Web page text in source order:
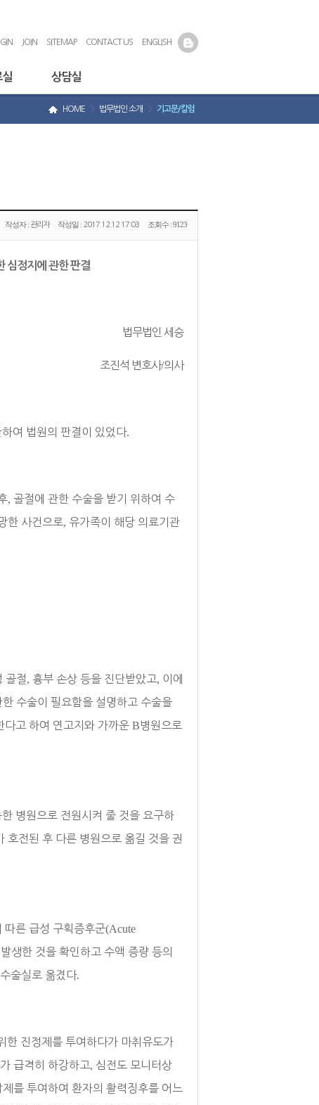
JOIN SITEMAP| CONTACT US ENGLISH
실 상담실
HOME > 법무법인 소개 > 기고문/칼럼
작성자 : 관리자 작성일 : 2017.12.12 17:03 조회수 :9123
심정지에 관한 판결
법무법인 세승
조진석 변호사/의사
여 법원의 판결이 있었다.
, 골절에 관한 수술을 받기 위하여 수
한 사건으로, 유가족이 해당 의료기관
골절, 흉부 손상 등을 진단받았고, 이에
수술이 필요함을 설명하고 수술을
다고 하여 연고지와 가까운 B병원으로
병원으로 전원시켜 줄 것을 요구하
호전된 후 다른 병원으로 옮길 것을 권
따른 급성 구획증후군(Acute
생한 것을 확인하고 수액 증량 등의
술실로 옮겼다.
한 진정제를 투여하다가 마취유도가
급격히 하강하고, 심전도 모니터상
를 투여하여 환자의 활력징후를 어느